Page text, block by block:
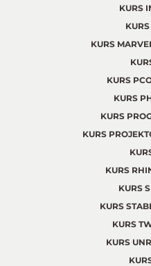
KURS
KURS
KURS
KURS
KURS
KURS
KURS
KURS
KURS
KURS
KURS